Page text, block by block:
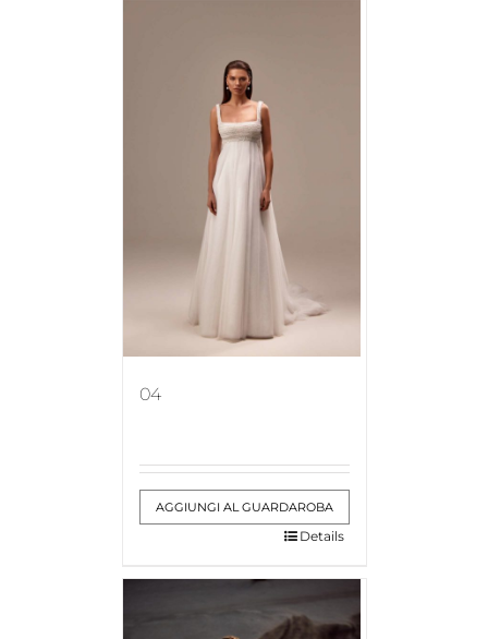
04
AGGIUNGI AL GUARDAROBA
Details